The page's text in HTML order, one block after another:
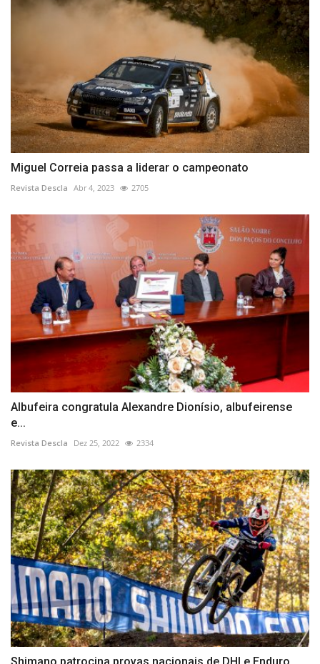
Miguel Correia passa a liderar o campeonato
Revista Descla Abr 4, 2023 2705
Albufeira congratula Alexandre Dionísio, albufeirense
e...
Revista Descla Dez 25, 2022 2334